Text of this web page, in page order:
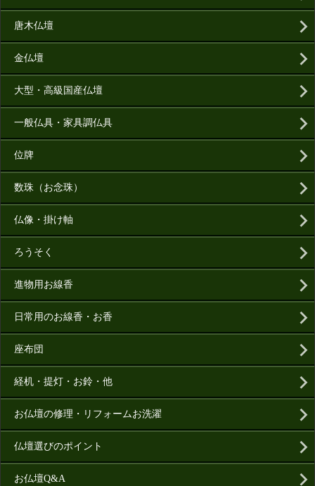
唐木仏壇
金仏壇
大型・高級国産仏壇
一般仏具・家具調仏具
位牌
数珠（お念珠）
仏像・掛け軸
ろうそく
進物用お線香
日常用のお線香・お香
座布団
経机・提灯・お鈴・他
お仏壇の修理・リフォームお洗濯
仏壇選びのポイント
お仏壇Q&A